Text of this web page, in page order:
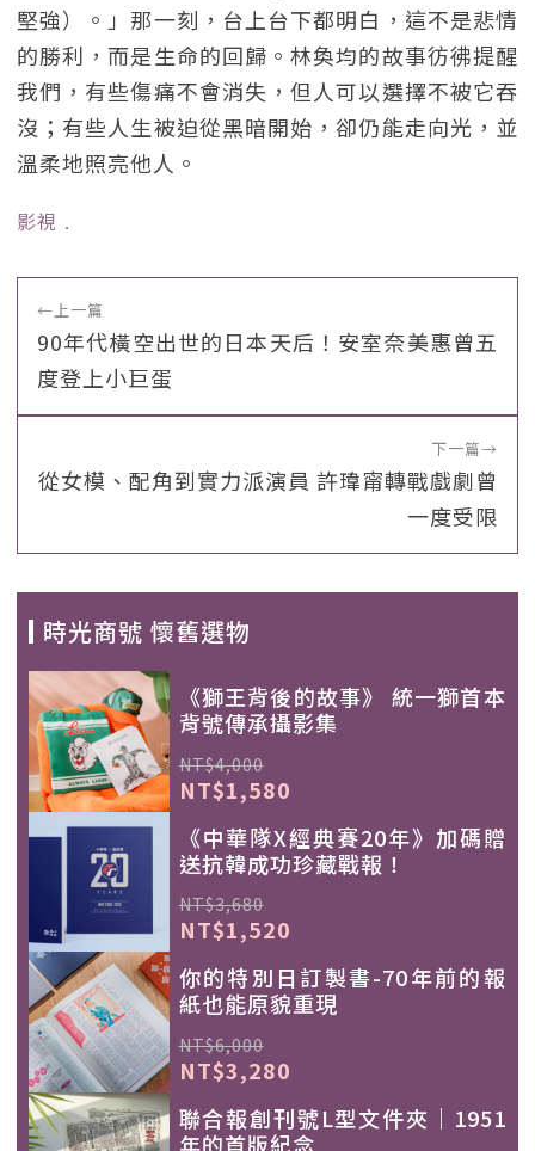
堅強）。」那一刻，台上台下都明白，這不是悲情
的勝利，而是生命的回歸。林奐均的故事彷彿提醒
我們，有些傷痛不會消失，但人可以選擇不被它吞
沒；有些人生被迫從黑暗開始，卻仍能走向光，並
溫柔地照亮他人。
影視 ﹒
←上一篇
90年代橫空出世的日本天后！安室奈美惠曾五
度登上小巨蛋
下一篇→
從女模、配角到實力派演員 許瑋甯轉戰戲劇曾
一度受限
時光商號 懷舊選物
《獅王背後的故事》 統一獅首本
背號傳承攝影集
NT$4,000
NT$1,580
《中華隊X經典賽20年》加碼贈
送抗韓成功珍藏戰報！
NT$3,680
NT$1,520
你的特別日訂製書-70年前的報
紙也能原貌重現
NT$6,000
NT$3,280
聯合報創刊號L型文件夾｜1951
年的首版紀念